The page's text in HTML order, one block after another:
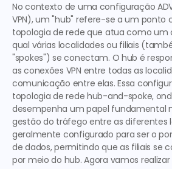
No contexto de uma configuração
VPN), um "hub" refere-se a um ponto
topologia de rede que atua como um
qual várias localidades ou filiais
"spokes") se conectam. O hub é
as conexões VPN entre todas as
comunicação entre elas. Essa
topologia de rede hub-and-spoke,
desempenha um papel fundamental
gestão do tráfego entre as diferentes
geralmente configurado para ser o
de dados, permitindo que as filiais se
por meio do hub. Agora vamos